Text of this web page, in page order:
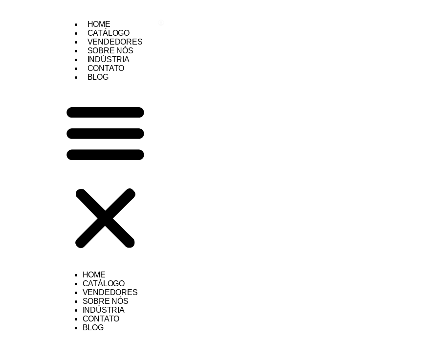
HOME
CATÁLOGO
VENDEDORES
SOBRE NÓS
INDÚSTRIA
CONTATO
BLOG
HOME
CATÁLOGO
VENDEDORES
SOBRE NÓS
INDÚSTRIA
CONTATO
BLOG